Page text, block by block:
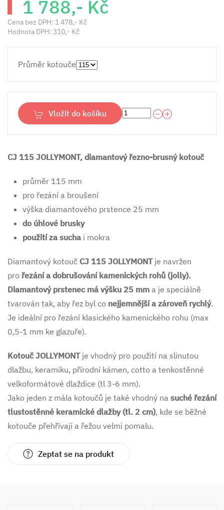
1 788,- Kč
Cena bez DPH: 1 478,- Kč
Hodnota DPH: 310,- Kč
Průměr kotouče
Vložit do košíku
CJ 115 JOLLYMONT, diamantový řezno-brusný kotouč
průměr 115 mm
pro řezání a broušení
výška diamantového prstence 25 mm
do úhlové brusky
použití za sucha i mokra
Diamantový kotouč CJ 115 JOLLYMONTje navržen
pro řezání a dobrušování kamenických rohů (jolly).
Diamantový prstenec má výšku 25 mm a je speciálně
tvarován tak, aby řez byl co nejjemnější a zároveň rychlý.
Je ideální pro řezání klasického kamenického rohu (max
0,5-1 mm ke glazuře).
Kotouč JOLLYMONTje vhodný pro použití na slinutou
dlažbu, keramiku, přírodní kámen, cotto a tenkostěnné
velkoformátové dlaždice (tl 3-6 mm).
Jako jeden z mála kotoučů je také vhodný na suché řezání
tlustostěnné keramické dlažby (tl. 2 cm), kde se běžné
kotouče přehřívají a řežou velmi pomalu.
Zeptat se na produkt